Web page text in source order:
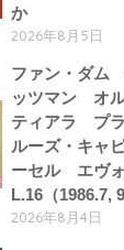
か
2026年8月5日
ファン・ダ
ッツマン オ
ティアラ プ
ルーズ・キャ
ーセル エヴ
L.16（1986.7,
2026年8月4日